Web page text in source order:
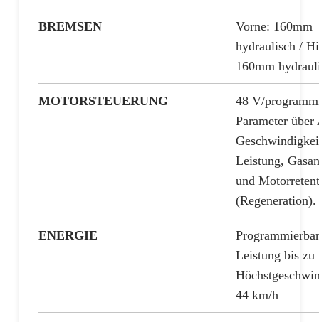
BREMSEN
Vorne: 160mm
hydraulisch /
160mm
MOTORSTEUERUNG
48 V/
Parameter über
Leistung,
und
(Regeneration).
ENERGIE
Leistung bis zu
44 km/h